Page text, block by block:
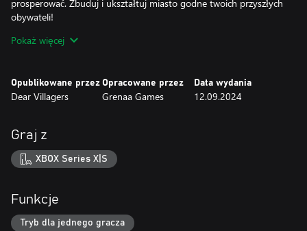
prosperować. Zbuduj i ukształtuj miasto godne twoich przyszłych
obywateli!
Zdobądź królową lub króla
miłość i szczerość w Fabledom dostarczy świeżości w mechanice
budowania miasta.
Opowieści o stosunkach handlowych, waśniach i układach
Buduj gospodarkę, wymieniaj rzadkie zasoby, aby rozwijać się i
ewoluować. W Fabledom znajdziesz wiele sposobów na
podejdziesz do dyplomacji, wpłynie na twoje postępy.
Zbuduj armię, mianuj bohatera do ochrony i podbojów
Pokaż więcej
Opublikowane przez
Dear Villagers
Opracowane przez
Grenaa Games
Data wydania
12.09.2024
Graj z
XBOX Series X|S
Funkcje
Tryb dla jednego gracza